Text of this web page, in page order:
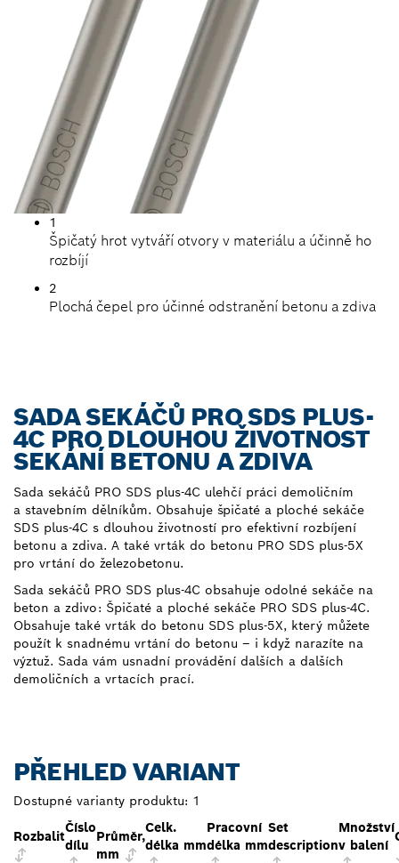
1
Špičatý hrot vytváří otvory v materiálu a účinně ho
rozbíjí
2
Plochá čepel pro účinné odstranění betonu a zdiva
SADA SEKÁČŮ PRO SDS PLUS-
4C PRO DLOUHOU ŽIVOTNOST
SEKÁNÍ BETONU A ZDIVA
Sada sekáčů PRO SDS plus-4C ulehčí práci demoličním
a stavebním dělníkům. Obsahuje špičaté a ploché sekáče
SDS plus-4C s dlouhou životností pro efektivní rozbíjení
betonu a zdiva. A také vrták do betonu PRO SDS plus-5X
pro vrtání do železobetonu.
Sada sekáčů PRO SDS plus-4C obsahuje odolné sekáče na
beton a zdivo: Špičaté a ploché sekáče PRO SDS plus-4C.
Obsahuje také vrták do betonu SDS plus-5X, který můžete
použít k snadnému vrtání do betonu – i když narazíte na
výztuž. Sada vám usnadní provádění dalších a dalších
demoličních a vrtacích prací.
PŘEHLED VARIANT
Dostupné varianty produktu: 1
Rozbalit
Číslo
dílu
Průměr,
mm
Celk.
délka mm
Pracovní
délka mm
Set
description
Množství
v balení